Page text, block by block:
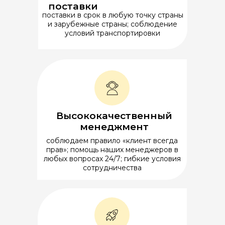
поставки
поставки в срок в любую точку страны
и зарубежные страны; соблюдение
условий транспортировки
Высококачественный
менеджмент
соблюдаем правило «клиент всегда
прав»; помощь наших менеджеров в
любых вопросах 24/7; гибкие условия
сотрудничества